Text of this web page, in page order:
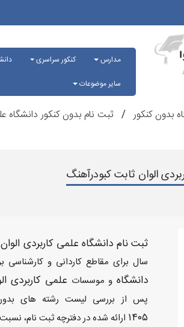
مدارس کنکور سراسری
سایر موضوعات
بدون کنکور ثبت نام بدون کنکور دانشگاه
الوان ثابت کبودرآهنگ
ثبت نام دانشگاه علمی کاربردی الوان
سال برای مقاطع کاردانی و کارشناسی
دانشگاهو موسسات علمی کاربردی
پس از بررسی لیست رشته های بدون
۱۴۰۵ ارائه شده در دفترچه ثبت نام،